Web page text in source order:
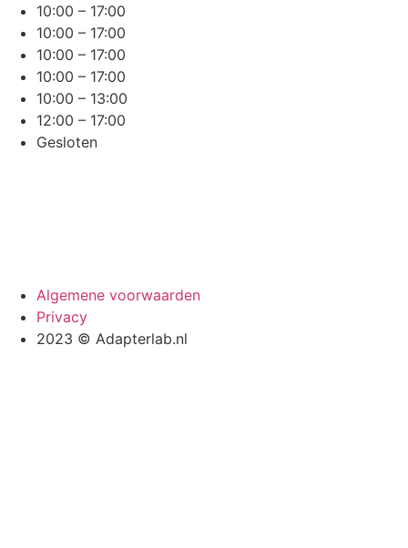
10:00 – 17:00
10:00 – 17:00
10:00 – 17:00
10:00 – 17:00
10:00 – 13:00
12:00 – 17:00
Gesloten
Algemene voorwaarden
Privacy
2023 © Adapterlab.nl